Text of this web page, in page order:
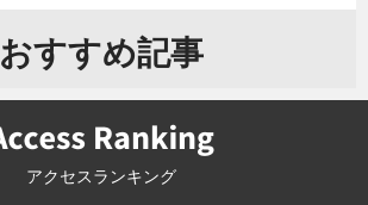
おすすめ記事
アクセスランキング